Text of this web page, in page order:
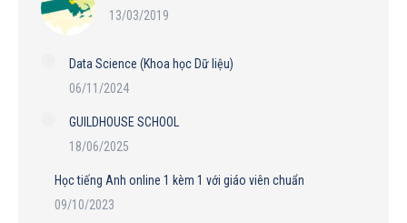
13/03/2019
Data Science (Khoa học Dữ liệu)
06/11/2024
GUILDHOUSE SCHOOL
18/06/2025
Học tiếng Anh online 1 kèm 1 với giáo viên chuẩn
09/10/2023